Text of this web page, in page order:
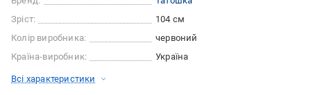
Зріст:
104 см
Колір виробника:
червоний
Країна-виробник:
Україна
Всі характеристики